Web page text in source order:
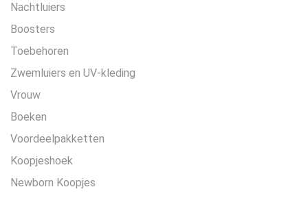
Nachtluiers
Boosters
Toebehoren
Zwemluiers en UV-kleding
Vrouw
Boeken
Voordeelpakketten
Koopjeshoek
Newborn Koopjes